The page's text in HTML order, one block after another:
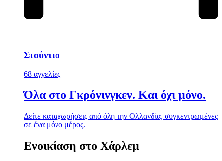
Στούντιο
68 αγγελίες
Όλα στο Γκρόνινγκεν. Και όχι μόνο.
Δείτε καταχωρήσεις από όλη την Ολλανδία, συγκεντρωμένες
σε ένα μόνο μέρος.
Ενοικίαση στο Χάρλεμ